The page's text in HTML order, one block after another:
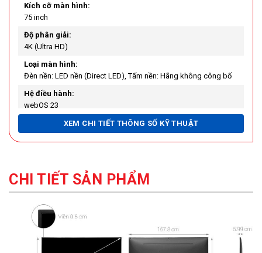
Kích cỡ màn hình:
75 inch
Độ phân giải:
4K (Ultra HD)
Loại màn hình:
Đèn nền: LED nền (Direct LED), Tấm nền: Hãng không công bố
Hệ điều hành:
webOS 23
Chất liệu chân đế:
Hãng không công bố
Nơi sản xuất:
Indonesia
Năm ra mắt:
2023
Công nghệ hình ảnh
XEM CHI TIẾT THÔNG SỐ KỸ THUẬT
CHI TIẾT SẢN PHẨM